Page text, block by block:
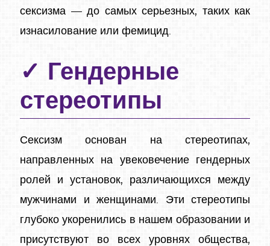
сексизма — до самых серьезных, таких как
изнасилование или фемицид.
Гендерные
стереотипы
Сексизм основан на стереотипах,
направленных на увековечение гендерных
ролей и установок, различающихся между
мужчинами и женщинами. Эти стереотипы
глубоко укоренились в нашем образовании и
присутствуют во всех уровнях общества,